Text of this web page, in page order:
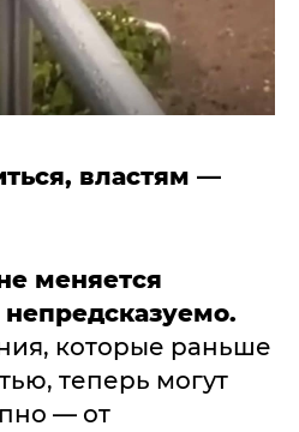
властям —
меняется
которые раньше
теперь могут
— от